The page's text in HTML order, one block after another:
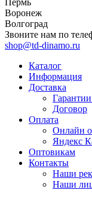
Пермь
Воронеж
Волгоград
Звоните нам по
shop@td-dinamo.ru
Каталог
Информация
Доставка
Гарантии
Договор
Оплата
Онлайн
Яндекс
Оптовикам
Контакты
Наши
Наши